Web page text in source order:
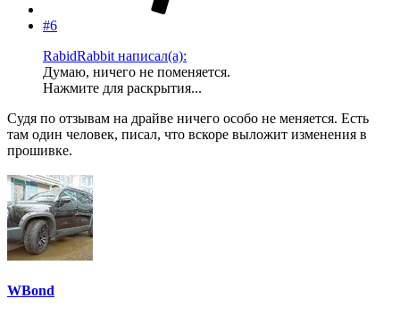
#6
RabidRabbit написал(а):
Думаю, ничего не поменяется.
Нажмите для раскрытия...
Судя по отзывам на драйве ничего особо не меняется. Есть
там один человек, писал, что вскоре выложит изменения в
прошивке.
WBond